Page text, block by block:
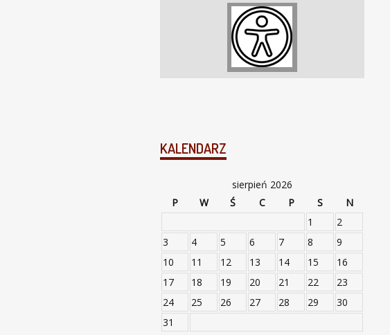
KALENDARZ
sierpień 2026
P
W Ś C P S
N
1
2
3
4 5 6 7 8
9
10
11 12 13 14 15
16
17
18 19 20 21 22
23
24
25 26 27 28 29
30
31